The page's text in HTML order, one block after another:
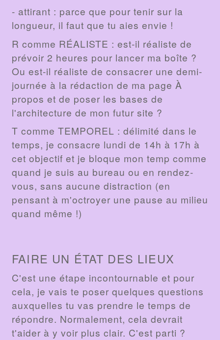
- attirant : parce que pour tenir sur la
longueur, il faut que tu aies envie !
R comme RÉALISTE : est-il réaliste de
prévoir 2 heures pour lancer ma boîte ?
Ou est-il réaliste de consacrer une demi-
journée à la rédaction de ma page À
propos et de poser les bases de
l'architecture de mon futur site ?
T comme TEMPOREL : délimité dans le
temps, je consacre lundi de 14h à 17h à
cet objectif et je bloque mon temp comme
quand je suis au bureau ou en rendez-
vous, sans aucune distraction (en
pensant à m'octroyer une pause au milieu
quand même !)
FAIRE UN ÉTAT DES LIEUX
C'est une étape incontournable et pour
cela, je vais te poser quelques questions
auxquelles tu vas prendre le temps de
répondre. Normalement, cela devrait
t'aider à y voir plus clair. C'est parti ?